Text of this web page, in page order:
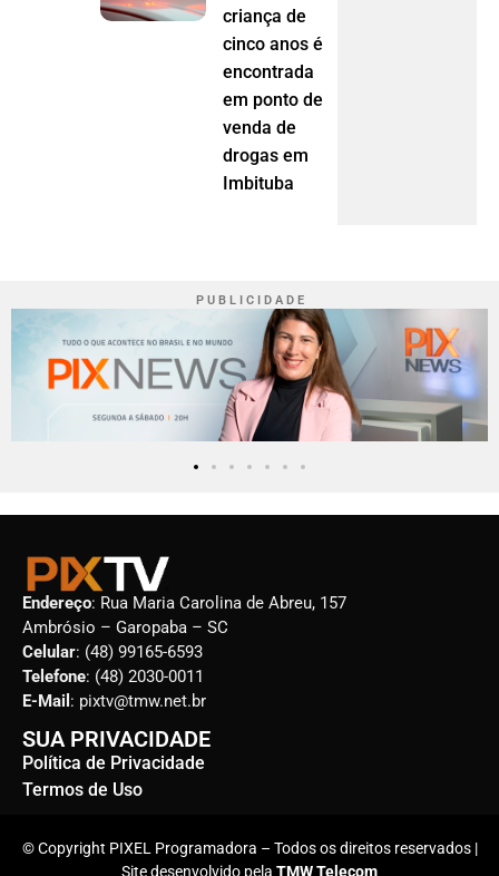
criança de
cinco anos é
encontrada
em ponto de
venda de
drogas em
Imbituba
P U B L I C I D A D E
Endereço: Rua Maria Carolina de Abreu, 157
Ambrósio – Garopaba – SC
Celular: (48) 99165-6593
Telefone: (48) 2030-0011
E-Mail : pixtv@tmw.net.br
SUA PRIVACIDADE
Política de Privacidade
Termos de Uso
© Copyright PIXEL Programadora – Todos os direitos reservados |
Site desenvolvido pela TMW Telecom